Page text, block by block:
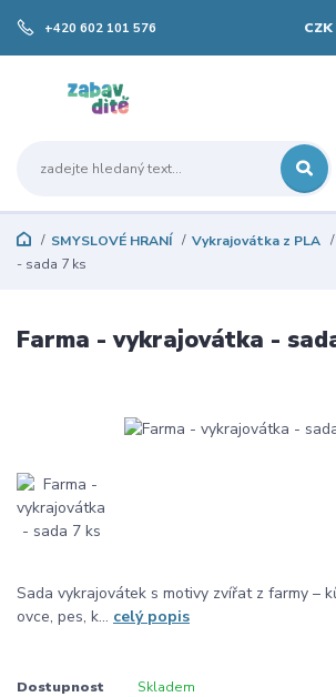
CZK
+420 602 101 576
SMYSLOVÉ HRANÍ Vykrajovátka z PLA
- sada 7 ks
Farma - vykrajovátka -
Sada vykrajovátek s motivy zvířat z farmy –
ovce, pes, k... celý popis
Dostupnost Skladem